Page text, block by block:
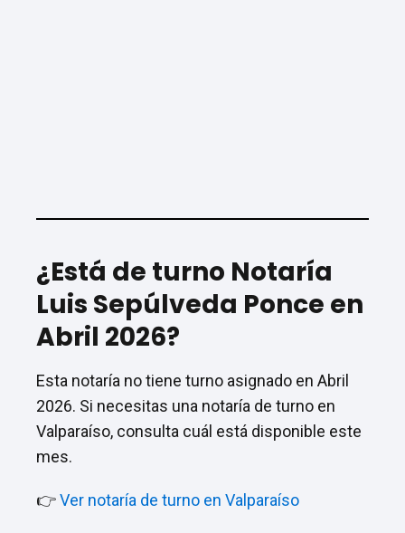
¿Está de turno Notaría
Luis Sepúlveda Ponce en
Abril 2026?
Esta notaría no tiene turno asignado en Abril
2026. Si necesitas una notaría de turno en
Valparaíso, consulta cuál está disponible este
mes.
👉Ver notaría de turno en Valparaíso